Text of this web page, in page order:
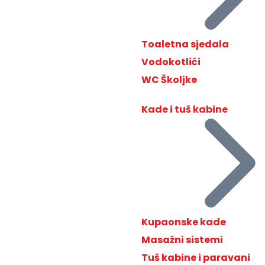
Toaletna sjedala
Vodokotlići
WC Školjke
Kade i tuš kabine
Kupaonske kade
Masažni sistemi
Tuš kabine i paravani